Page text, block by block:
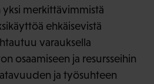
yksi merkittävimmistä
ehkäisevistä
varauksella
osaamiseen ja resursseihin
ja työsuhteen